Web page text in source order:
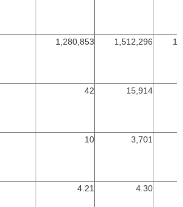
1,280,853 1,512,296
42 15,914
10 3,701
4.21 4.30